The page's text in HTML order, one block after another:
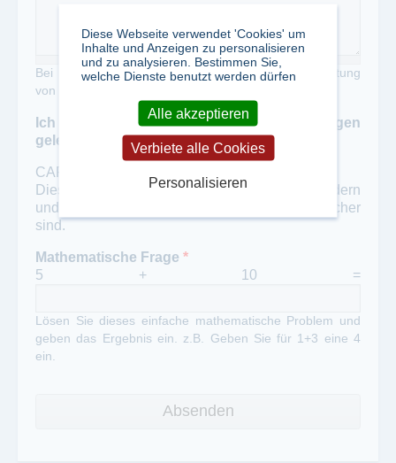
Bei Zweckentfremdung unseres Portals zur Verbreitung
von Werbung erheben wir eine Gebühr von 50,- €
Ich habe die Datenschutzbestimmungen
gelesen und akzeptiert *
CAPTCHA
Diese Frage soll automatisierten Spam verhindern
und überprüft, ob Sie ein menschlicher Besucher
sind.
Mathematische Frage *
5 + 10 =
Lösen Sie dieses einfache mathematische Problem und
geben das Ergebnis ein. z.B. Geben Sie für 1+3 eine 4
ein.
Diese Webseite verwendet 'Cookies' um
Inhalte und Anzeigen zu personalisieren
und zu analysieren. Bestimmen Sie,
welche Dienste benutzt werden dürfen
Alle akzeptieren
Verbiete alle Cookies
Personalisieren